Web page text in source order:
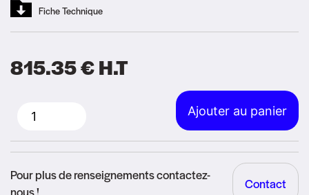
Fiche Technique
815.35€H.T
quantité
de
3M
Safety
Ajouter au panier
Pour plus de renseignements contactez-
Contact